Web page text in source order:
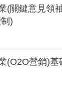
(關鍵意見領
)
(O2O營銷)基